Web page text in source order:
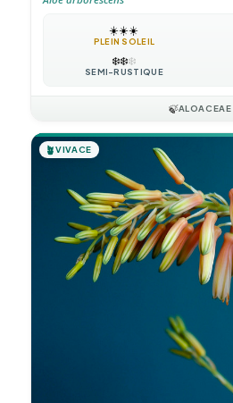
☀️☀️☀️
PLEIN SOLEIL
❄️❄️❄️
SEMI-RUSTIQUE
🍃ALOACEAE
🪴VIVACE